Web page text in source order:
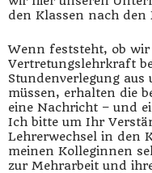
den Klassen nach den
Wenn feststeht, ob wir
Vertretungslehrkraft
Stundenverlegung aus
müssen, erhalten die
eine Nachricht – und
Ich bitte um Ihr
Lehrerwechsel in den
meinen Kolleginnen
zur Mehrarbeit und